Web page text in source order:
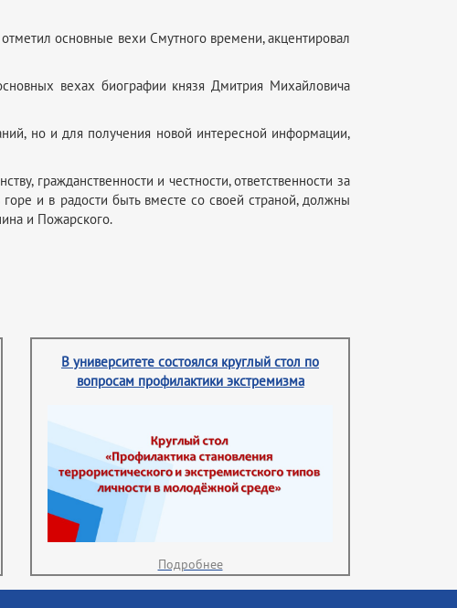
основные вехи Смутного времени, акцентировал
вехах биографии князя Дмитрия Михайловича
но и для получения новой интересной информации,
гражданственности и честности, ответственности за
и в радости быть вместе со своей страной, должны
и Пожарского.
В университете состоялся круглый стол по
вопросам профилактики экстремизма
Подробнее